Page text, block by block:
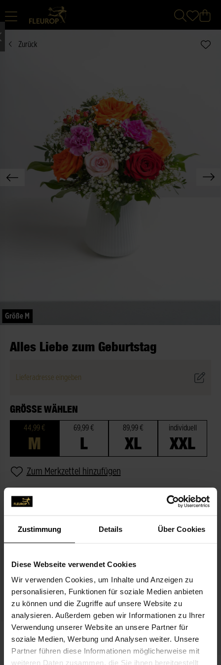
Zustimmung Details Über Cookies
Diese Webseite verwendet Cookies
Wir verwenden Cookies, um Inhalte und Anzeigen zu
personalisieren, Funktionen für soziale Medien anbieten
zu können und die Zugriffe auf unsere Website zu
analysieren. Außerdem geben wir Informationen zu Ihrer
Verwendung unserer Website an unsere Partner für
soziale Medien, Werbung und Analysen weiter. Unsere
Partner führen diese Informationen möglicherweise mit
weiteren Daten zusammen, die Sie ihnen bereitgestellt
Zurück
Größe M
Alles Liebe zum Geburtstag
Lieferadresse eingeben
GRÖSSE WÄHLEN
44,99 €
M
69,99 €
L
89,99 €
XL
individuell
XXL
Zum Merkzettel hinzufügen
BESCHREIBUNG
PASSEND ZUM BLUMENGRUSS
Alles Gute zum Geburtstag
3,99 €